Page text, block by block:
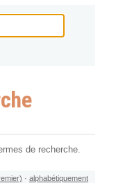
de recherche.
· alphabétiquement